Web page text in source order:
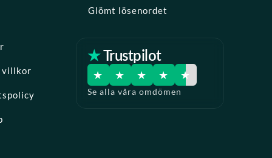
villkor
Glömt lösenordet
★ Trustpilot
★ ★ ★ ★ ★
Se alla våra omdömen